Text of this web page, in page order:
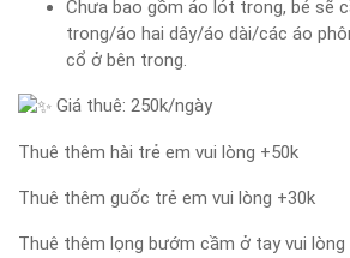
Chưa bao gồm áo lót trong, bé sẽ
trong/áo hai dây/áo dài/các áo
cổ ở bên trong.
Giá thuê: 250k/ngày
Thuê thêm hài trẻ em vui lòng +50k
Thuê thêm guốc trẻ em vui lòng +30k
Thuê thêm lọng bướm cầm ở tay vui lòng